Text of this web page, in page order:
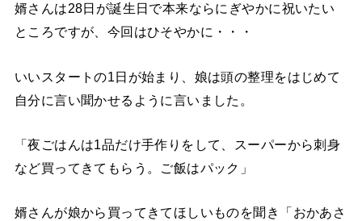
婿さんは28日が誕生日で本来ならにぎやかに祝いたい
ところですが、今回はひそやかに・・・
いいスタートの1日が始まり、娘は頭の整理をはじめて
自分に言い聞かせるように言いました。
「夜ごはんは1品だけ手作りをして、スーパーから刺身
など買ってきてもらう。ご飯はパック」
婿さんが娘から買ってきてほしいものを聞き「おかあさ